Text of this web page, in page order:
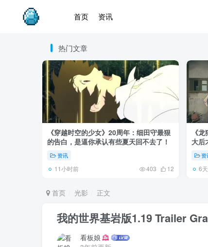
首页 资讯
热门文章
《穿越时空的少女》20周年：细田守最狠
的告白，是逼你承认有些夏天回不去了！
资讯
11小时前 403 12
《
大后
资
6
首页 光影 正文
我的世界基岩版1.19 Trailer
看板娘